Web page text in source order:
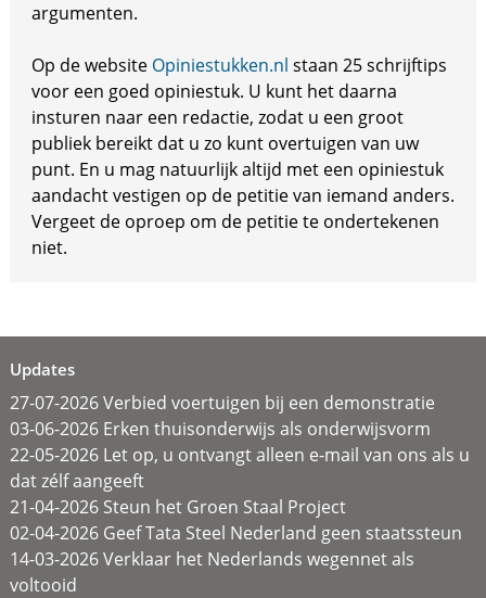
argumenten.
Op de website Opiniestukken.nl staan 25 schrijftips
voor een goed opiniestuk. U kunt het daarna
insturen naar een redactie, zodat u een groot
publiek bereikt dat u zo kunt overtuigen van uw
punt. En u mag natuurlijk altijd met een opiniestuk
aandacht vestigen op de petitie van iemand anders.
Vergeet de oproep om de petitie te ondertekenen
niet.
Updates
27-07-2026 Verbied voertuigen bij een demonstratie
03-06-2026 Erken thuisonderwijs als onderwijsvorm
22-05-2026 Let op, u ontvangt alleen e-mail van ons als u
dat zélf aangeeft
21-04-2026 Steun het Groen Staal Project
02-04-2026 Geef Tata Steel Nederland geen staatssteun
14-03-2026 Verklaar het Nederlands wegennet als
voltooid